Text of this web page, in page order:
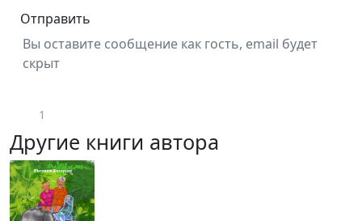
Отправить
Вы оставите сообщение как гость, email будет
скрыт
1
Другие книги автора